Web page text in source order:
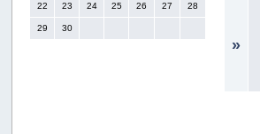
22 23 24 25 26 27 28
29 30
»